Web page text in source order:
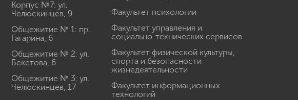
Корпус №7: ул.
Челюскинцев, 9
Общежитие № 1: пр.
Гагарина, 6
Общежитие № 2: ул.
Бекетова, 6
Общежитие № 3: ул.
Челюскинцев, 17
Факультет психологии
Факультет управления и
социально-технических сервисов
Факультет физической культуры,
спорта и безопасности
жизнедеятельности
Факультет информационных
технологий